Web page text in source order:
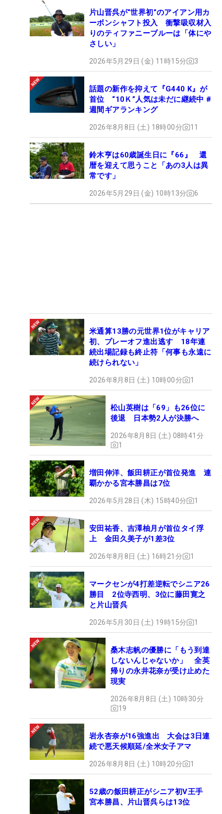
片山晋呉が“世界初”のアイアン用カ
ーボンシャフト投入 衝撃吸収材入
りのティファニーブルーは「体にや
さしい」
2026年5月29日 (金) 11時15分 3
話題の新作を抑えて『G440 K』が
首位 “10Ｋ”人気は未だに継続中 #
週間ギアランキング
2026年8月8日 (土) 18時00分 11
鈴木亨は60歳誕生日に『66』 還
暦を迎えて思うこと「あの3人は異
常です」
2026年5月29日 (金) 10時13分 6
米通算13勝の元世界1位がキャリア
初、プレーオフ進出逃す 18年連
続出場記録も終止符「何事も永遠に
続けられない」
2026年8月8日 (土) 10時00分 1
松山英樹は「69」も26位に
後退 日本勢2人が決勝へ
2026年8月8日 (土) 08時41分
1
増田伸洋、飯田耕正が首位発進 連
覇かかる宮本勝昌は7位
2026年5月28日 (木) 15時40分 1
安田祐香、吉澤柚月が首位タイ浮
上 金田久美子が1差3位
2026年8月8日 (土) 16時21分 1
マークセンが4打差逆転でシニア26
勝目 2位寺西明、3位に藤田寛之
と片山晋呉
2026年5月30日 (土) 19時15分 1
桑木志帆の優勝に「もう到達
しないんじゃないか」 全英
帰りの永井花奈が受け止めた
現実
2026年8月8日 (土) 10時30分
19
岩永杏奈が16強進出 大会は3日連
続で悪天候順延/全米女子アマ
2026年8月8日 (土) 10時20分 1
52歳の飯田耕正がシニア初V王手
宮本勝昌、片山晋呉らは13位